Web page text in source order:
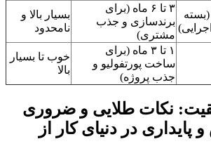
۳ تا ۶ ماه (برای
برندسازی و جذب
مشتری)
بسیار بالا و
نامحدود
۱ تا ۳ ماه (برای
ساخت پورتفولیو و
جذب پروژه)
خوب تا بسیار
بالا
نکات طلایی و ضروری
در دنیای کار از